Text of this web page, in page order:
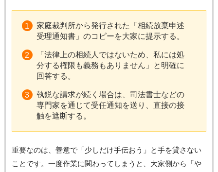
家庭裁判所から発行された「相続放棄申述
受理通知書」のコピーを大家に提示する。
「法律上の相続人ではないため、私には処
分する権限も義務もありません」と明確に
回答する。
執鋭な請求が続く場合は、司法書士などの
専門家を通じて受任通知を送り、直接の接
触を遮断する。
重要なのは、善意で「少しだけ手伝おう」と手を貸さない
ことです。一度作業に関わってしまうと、大家側から「や